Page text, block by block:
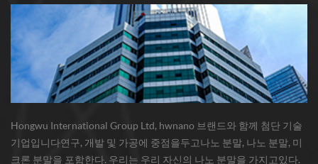
Hongwu International Group Ltd, hwnano 브랜드와 함께 첨단 기술
기업입니다연구, 개발 및 가공에 중점을두고나노 분말, 나노 분말, 미
크론 분말을 포함한다. 우리는 우리 자신의 나노 분말을 가지고있다.